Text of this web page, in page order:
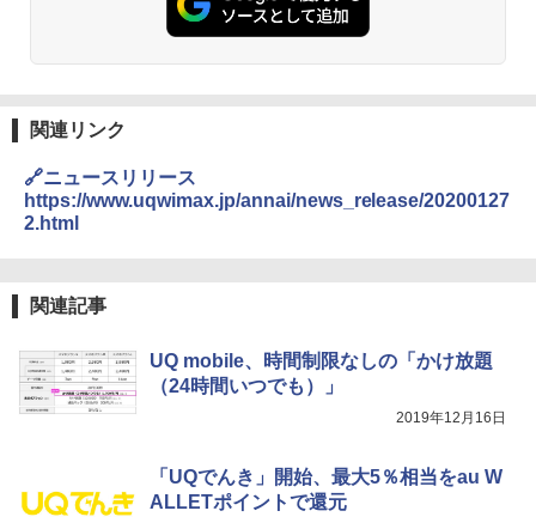
関連リンク
🔗ニュースリリース
https://www.uqwimax.jp/annai/news_release/20200127
2.html
関連記事
UQ mobile、時間制限なしの「かけ放題
（24時間いつでも）」
2019年12月16日
「UQでんき」開始、最大5％相当をau W
ALLETポイントで還元